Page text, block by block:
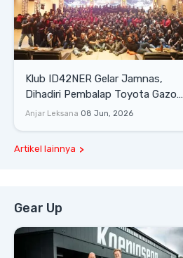
Klub ID42NER Gelar Jamnas,
Dihadiri Pembalap Toyota Gazoo
Racing
Anjar Leksana 08 Jun, 2026
Artikel lainnya
Gear Up